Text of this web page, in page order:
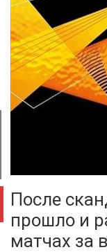
После
прошло и
матчах за